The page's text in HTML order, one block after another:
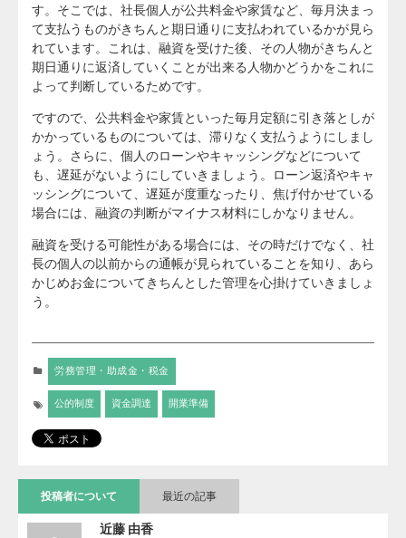
す。そこでは、社長個人が公共料金や家賃など、毎月決まっ
て支払うものがきちんと期日通りに支払われているかが見ら
れています。これは、融資を受けた後、その人物がきちんと
期日通りに返済していくことが出来る人物かどうかをこれに
よって判断しているためです。
ですので、公共料金や家賃といった毎月定額に引き落としが
かかっているものについては、滞りなく支払うようにしまし
ょう。さらに、個人のローンやキャッシングなどについて
も、遅延がないようにしていきましょう。ローン返済やキャ
ッシングについて、遅延が度重なったり、焦げ付かせている
場合には、融資の判断がマイナス材料にしかなりません。
融資を受ける可能性がある場合には、その時だけでなく、社
長の個人の以前からの通帳が見られていることを知り、あら
かじめお金についてきちんとした管理を心掛けていきましょ
う。
労務管理・助成金・税金
公的制度 資金調達 開業準備
投稿者について 最近の記事
近藤 由香